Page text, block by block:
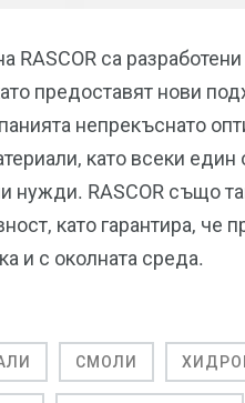
RASCOR са
предоставят нови
непрекъснато
като всеки един
нужди. RASCOR също
като гарантира, че
и с околната среда.
СМОЛИ